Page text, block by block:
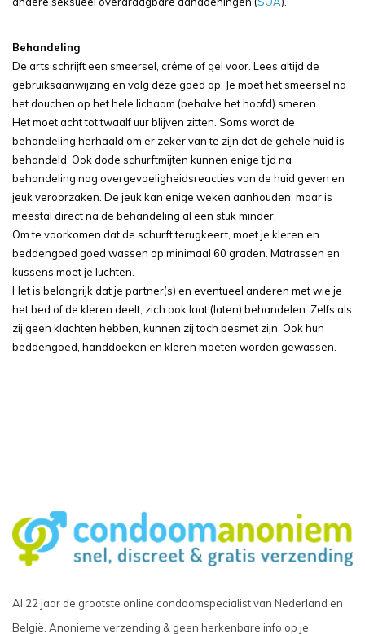
Behandeling
De arts schrijft een smeersel, crême of gel voor. Lees altijd de
gebruiksaanwijzing en volg deze goed op. Je moet het smeersel na
het douchen op het hele lichaam (behalve het hoofd) smeren.
Het moet acht tot twaalf uur blijven zitten. Soms wordt de
behandeling herhaald om er zeker van te zijn dat de gehele huid is
behandeld. Ook dode schurftmijten kunnen enige tijd na
behandeling nog overgevoeligheidsreacties van de huid geven en
jeuk veroorzaken. De jeuk kan enige weken aanhouden, maar is
meestal direct na de behandeling al een stuk minder.
Om te voorkomen dat de schurft terugkeert, moet je kleren en
beddengoed goed wassen op minimaal 60 graden. Matrassen en
kussens moet je luchten.
Het is belangrijk dat je partner(s) en eventueel anderen met wie je
het bed of de kleren deelt, zich ook laat (laten) behandelen. Zelfs als
zij geen klachten hebben, kunnen zij toch besmet zijn. Ook hun
beddengoed, handdoeken en kleren moeten worden gewassen.
Al 22 jaar de grootste online condoomspecialist van Nederland en
België. Anonieme verzending & geen herkenbare info op je